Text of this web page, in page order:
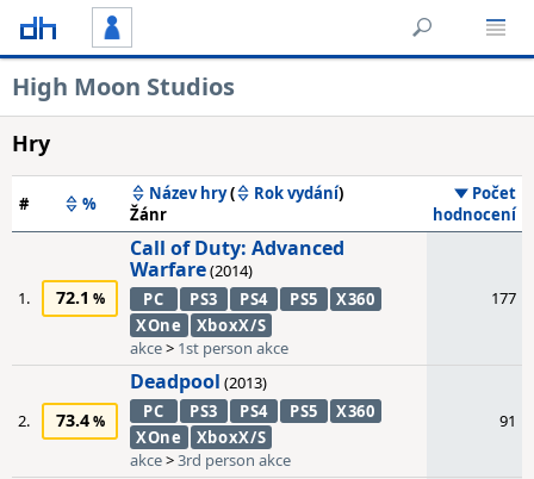
High Moon Studios
Hry
# % Název hry( Rok vydání)
Žánr
Počet
hodnocení
1. 72.1
Call of Duty: Advanced
Warfare(2014)
PC
PS3 PS4 PS5
X360
XOne
XboxX/S
akce> 1st person akce
177
2. 73.4
Deadpool (2013)
PC
PS3 PS4 PS5
X360
XOne
XboxX/S
akce>3rd person akce
91